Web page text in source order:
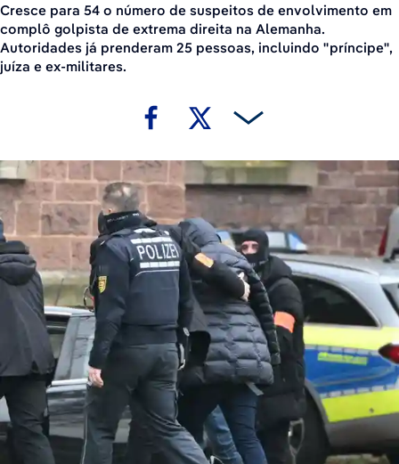
Cresce para 54 o número de suspeitos de envolvimento em
complô golpista de extrema direita na Alemanha.
Autoridades já prenderam 25 pessoas, incluindo "príncipe",
juíza e ex-militares.